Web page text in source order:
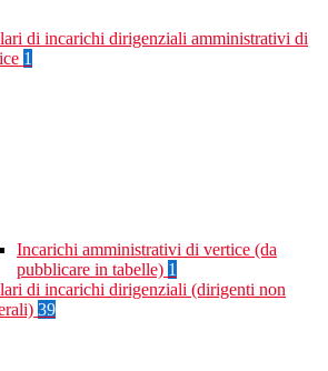
di incarichi dirigenziali amministrativi di
1
Incarichi amministrativi di vertice (da
pubblicare in tabelle) 1
di incarichi dirigenziali (dirigenti non
39